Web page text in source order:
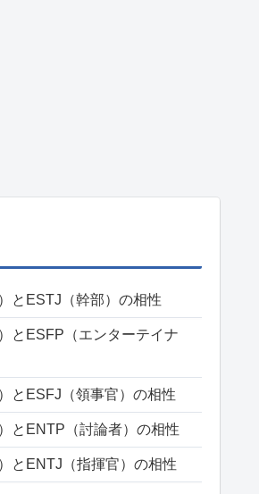
とESTJ（幹部）の相性
とESFP（エンターテイナ
とESFJ（領事官）の相性
とENTP（討論者）の相性
とENTJ（指揮官）の相性